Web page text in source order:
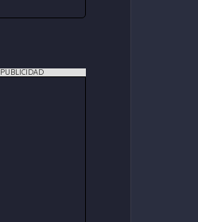
PUBLICIDAD